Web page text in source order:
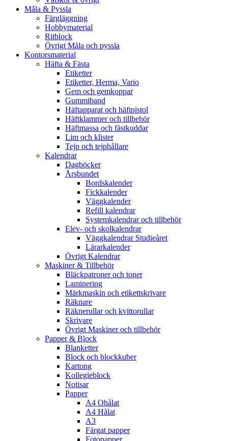
Måla & Pyssla
Färgläggning
Hobbymaterial
Ritblock
Övrigt Måla och pyssla
Kontorsmaterial
Häfta & Fästa
Etiketter
Etiketter, Herma, Vario
Gem och gemkoppar
Gummiband
Häftapparat och häftpistol
Häftklammer och tillbehör
Häftmassa och fästkuddar
Lim och klister
Tejp och tejphållare
Kalendrar
Dagböcker
Årsbundet
Bordskalender
Fickkalender
Väggkalender
Refill kalendrar
Systemkalendrar och tillbehör
Elev- och skolkalendrar
Väggkalendrar Studieåret
Lärarkalender
Övrigt Kalendrar
Maskiner & Tillbehör
Bläckpatroner och toner
Laminering
Märkmaskin och etikettskrivare
Räknare
Räknerullar och kvittorullar
Skrivare
Övrigt Maskiner och tillbehör
Papper & Block
Blanketter
Block och blockkuber
Kartong
Kollegieblock
Notisar
Papper
A4 Ohålat
A4 Hålat
A3
Färgat papper
Fotopapper